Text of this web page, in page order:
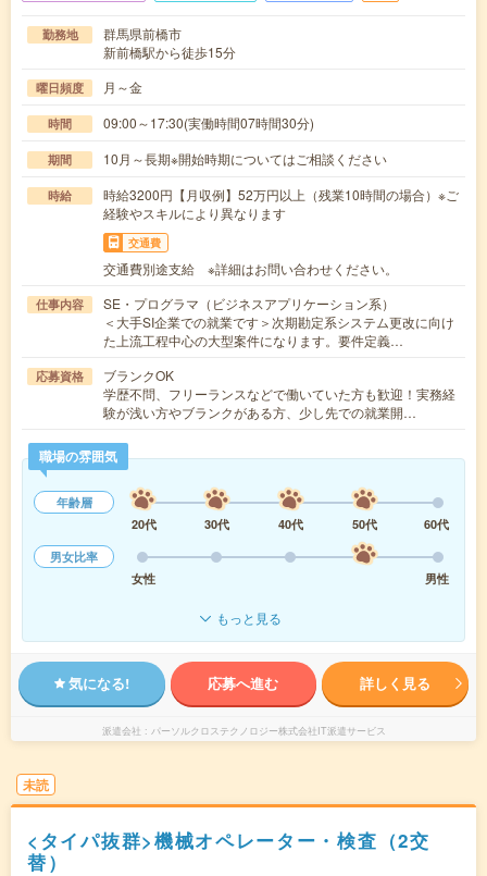
勤務地
群馬県前橋市
新前橋駅から徒歩15分
曜日頻度 月～金
時間 09:00～17:30(実働時間07時間30分)
期間 10月～長期※開始時期についてはご相談ください
時給
時給3200円【月収例】52万円以上（残業10時間の場合）※ご
経験やスキルにより異なります
交通費
交通費別途支給 ※詳細はお問い合わせください。
仕事内容
SE・プログラマ（ビジネスアプリケーション系）
＜大手SI企業での就業です＞次期勘定系システム更改に向け
た上流工程中心の大型案件になります。要件定義…
応募資格
ブランクOK
学歴不問、フリーランスなどで働いていた方も歓迎！実務経
験が浅い方やブランクがある方、少し先での就業開…
職場の雰囲気
年齢層
20代
30代 40代 50代
60代
男女比率
女性
男性
もっと見る
気になる! 応募へ進む 詳しく見る
派遣会社 パーソルクロステクノロジー株式会社IT派遣サービス
未読
<タイパ抜群>機械オペレーター・検査（2交
替）